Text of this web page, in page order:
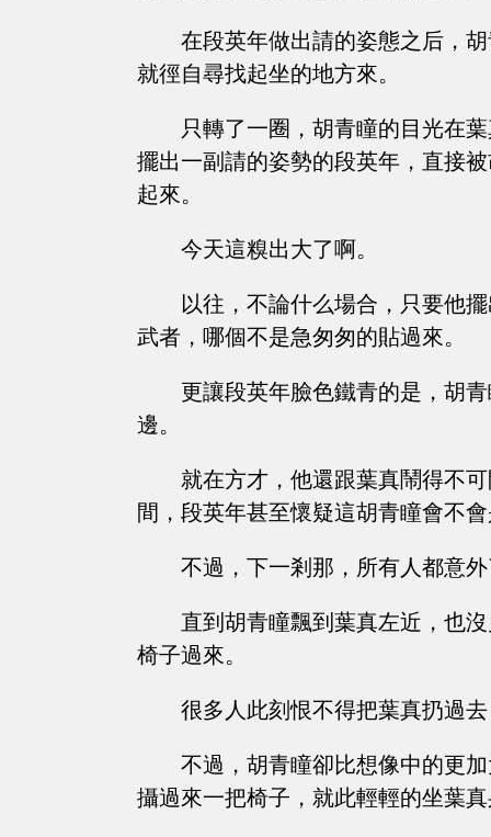
在段英年做出請的姿態之后，
就徑自尋找起坐的地方來。
只轉了一圈，胡青瞳的目光在
擺出一副請的姿勢的段英年，直接
起來。
今天這糗出大了啊。
以往，不論什么場合，只要他
武者，哪個不是急匆匆的貼過來。
更讓段英年臉色鐵青的是，胡
邊。
就在方才，他還跟葉真鬧得不
間，段英年甚至懷疑這胡青瞳會不
不過，下一剎那，所有人都意
直到胡青瞳飄到葉真左近，也
椅子過來。
很多人此刻恨不得把葉真扔過
不過，胡青瞳卻比想像中的更
攝過來一把椅子，就此輕輕的坐葉